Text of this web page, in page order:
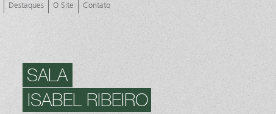
Destaques O Site Contato
SALA
ISABEL RIBEIRO